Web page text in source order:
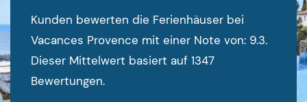
Kunden bewerten die Ferienhäuser bei
Vacances Provence mit einer Note von: 9.3.
Dieser Mittelwert basiert auf 1347
Bewertungen.